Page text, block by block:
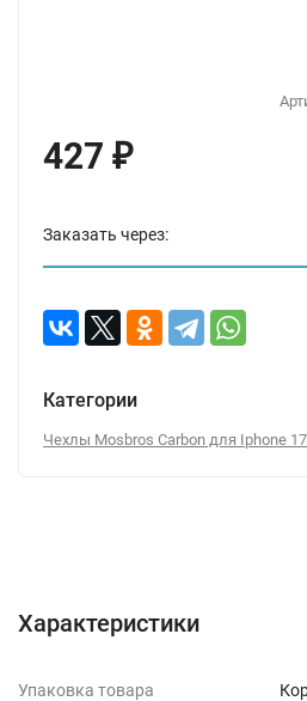
427 ₽
Заказать через:
Категории
Чехлы Mosbros Carbon для Iphone
Характеристики
Упаковка товара